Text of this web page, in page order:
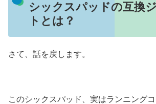
シックスパッドの互換
トとは？
さて、話を戻します。
このシックスパッド、実はランニング